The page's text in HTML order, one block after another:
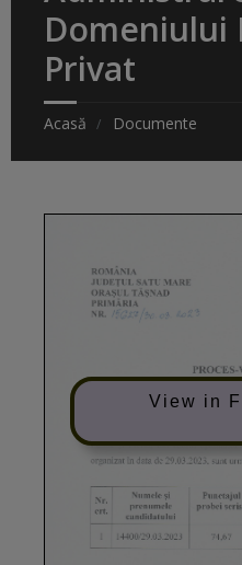
Domeniului
Privat
Acasă Documente
View in